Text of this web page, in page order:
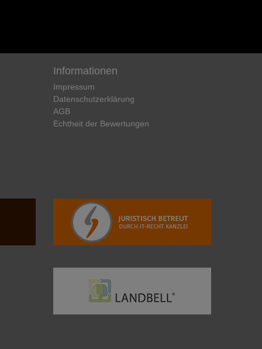
Informationen
Impressum
Daten­schutz­erklärung
AGB
Echtheit der Bewertungen